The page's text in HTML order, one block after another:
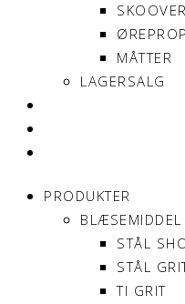
MÅTTER
LAGERSALG
PRODUKTER
BLÆSEMIDDEL
STÅL
STÅL
TI GRIT